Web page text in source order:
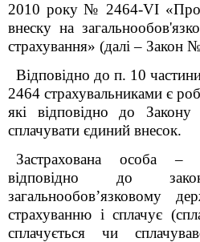
2010 року № 2464-VI «Про
внеску на
страхування» (далі – Закон
Відповідно до п. 10
2464 страхувальниками є
які відповідно до
сплачувати єдиний внесок.
Застрахована особа
відповідно до
загальнообов’язковому
страхуванню і сплачує
сплачується чи